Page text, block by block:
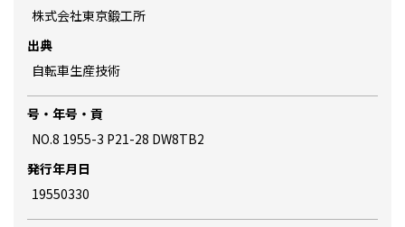
株式会社東京鍛工所
出典
自転車生産技術
号・年号・貢
NO.8 1955-3 P21-28 DW8TB2
発行年月日
19550330